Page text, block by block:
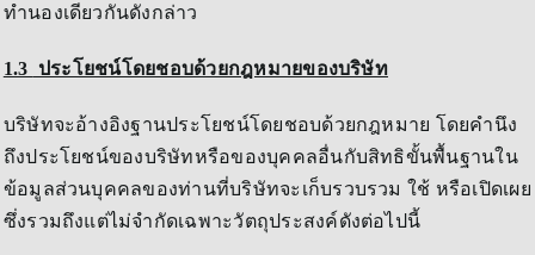
ทำนองเดียวกันดังกล่าว
1.3 ประโยชน์โดยชอบด้วยกฎหมายของบริษัท
บริษัทจะอ้างอิงฐานประโยชน์โดยชอบด้วยกฎหมาย โดยคำนึง
ถึงประโยชน์ของบริษัทหรือของบุคคลอื่นกับสิทธิขั้นพื้นฐานใน
ข้อมูลส่วนบุคคลของท่านที่บริษัทจะเก็บรวบรวม ใช้ หรือเปิดเผย
ซึ่งรวมถึงแต่ไม่จำกัดเฉพาะวัตถุประสงค์ดังต่อไปนี้